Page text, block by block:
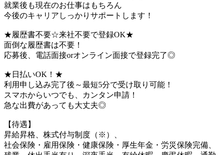
就業後も現在のお仕事はもちろん
今後のキャリアしっかりサポートします！
★履歴書不要☆来社不要で登録OK★
面倒な履歴書は不要！
応募後、電話面接orオンライン面接で登録完了◎
★日払いOK！★
利用申し込み完了後～最短5分で受け取り可能！
スマホからいつでも、カンタン申請！
急な出費があっても大丈夫◎
【待遇】
昇給昇格、株式付与制度（※）、
社会保険・雇用保険・健康保険・厚生年金・労災保険完備、